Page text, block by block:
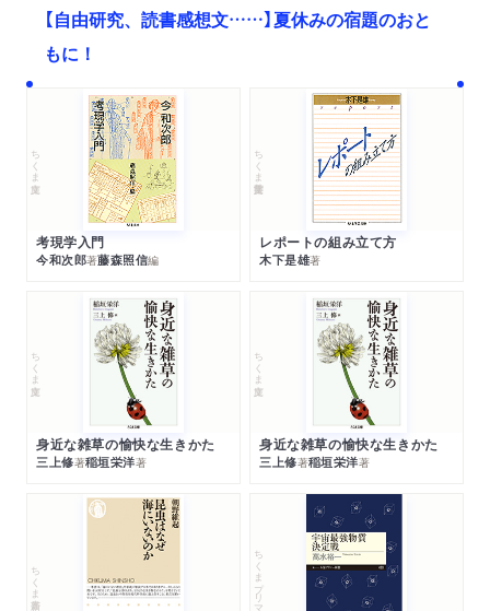
【自由研究、読書感想文……】夏休みの宿題のおと
もに！
ちくま文庫
考現学入門
今和次郎著藤森照信編
ちくま学芸文庫
レポートの組み立て方
木下是雄著
ちくま文庫
身近な雑草の愉快な生きかた
三上修著稲垣栄洋著
ちくま文庫
身近な雑草の愉快な生きかた
三上修著稲垣栄洋著
ちくま新書 ちくまプリマー新書